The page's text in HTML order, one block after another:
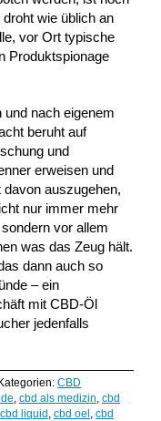
wie üblich an
vor Ort typische
Produktspionage
und nach eigenem
beruht auf
und
erweisen und
auszugehen,
nur immer mehr
vor allem
was das Zeug hält.
dann auch so
– ein
mit CBD-Öl
jedenfalls
CBD
, cbd als medizin, cbd
cbd liquid, cbd oel, cbd